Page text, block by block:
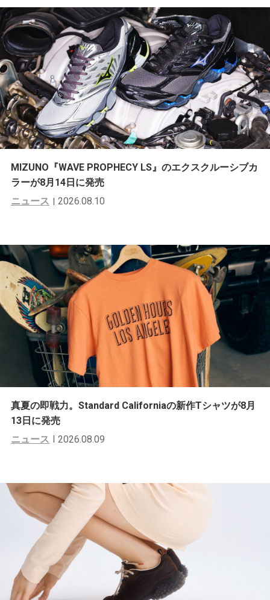
MIZUNO『WAVE PROPHECY LS』のエクスクルーシブカ
ラーが8月14日に発売
ニュース
2026.08.10
真夏の即戦力。Standard Californiaの新作Tシャツが8月
13日に発売
ニュース
2026.08.09